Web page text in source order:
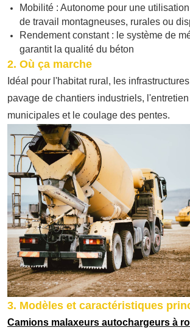
Mobilité : Autonome pour une
de travail montagneuses, rurales ou
Rendement constant : le système de
garantit la qualité du béton
2. Où ça marche
Idéal pour l'habitat rural, les
pavage de chantiers industriels,
municipales et le coulage des pentes.
3. Modèles et caractéristiques
Camions malaxeurs autochargeurs à